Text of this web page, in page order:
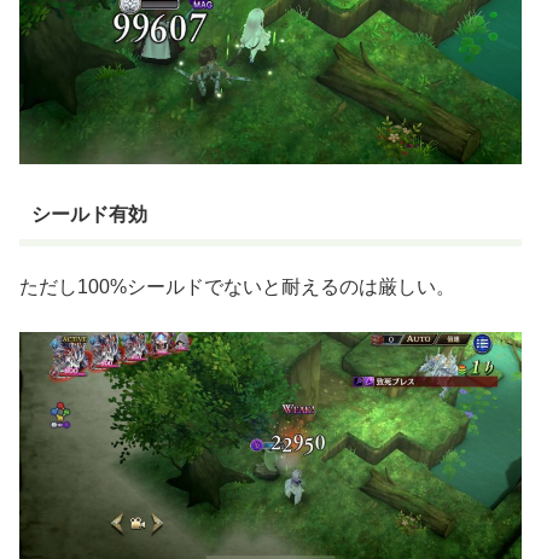
シールド有効
ただし100%シールドでないと耐えるのは厳しい。